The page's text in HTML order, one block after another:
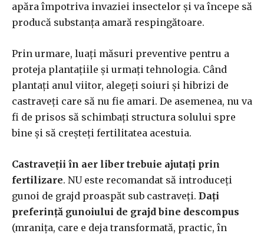
apăra împotriva invaziei insectelor și va începe să
producă substanța amară respingătoare.
Prin urmare, luați măsuri preventive pentru a
proteja plantațiile și urmați tehnologia. Când
plantați anul viitor, alegeți soiuri și hibrizi de
castraveți care să nu fie amari. De asemenea, nu va
fi de prisos să schimbați structura solului spre
bine și să creșteți fertilitatea acestuia.
Castraveții în aer liber trebuie ajutați prin
fertilizare. NU este recomandat să introduceți
gunoi de grajd proaspăt sub castraveți. Dați
preferință gunoiului de grajd bine descompus
(mranița, care e deja transformată, practic, în